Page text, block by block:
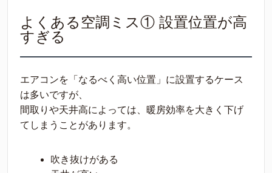
よくある空調ミス① 設置位置が高
すぎる
エアコンを「なるべく高い位置」に設置するケース
は多いですが、
間取りや天井高によっては、暖房効率を大きく下げ
てしまうことがあります。
吹き抜けがある